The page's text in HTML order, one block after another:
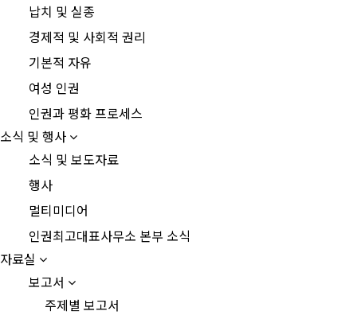
납치 및 실종
경제적 및 사회적 권리
기본적 자유
여성 인권
인권과 평화 프로세스
소식 및 행사
소식 및 보도자료
행사
멀티미디어
인권최고대표사무소 본부 소식
자료실
보고서
주제별 보고서